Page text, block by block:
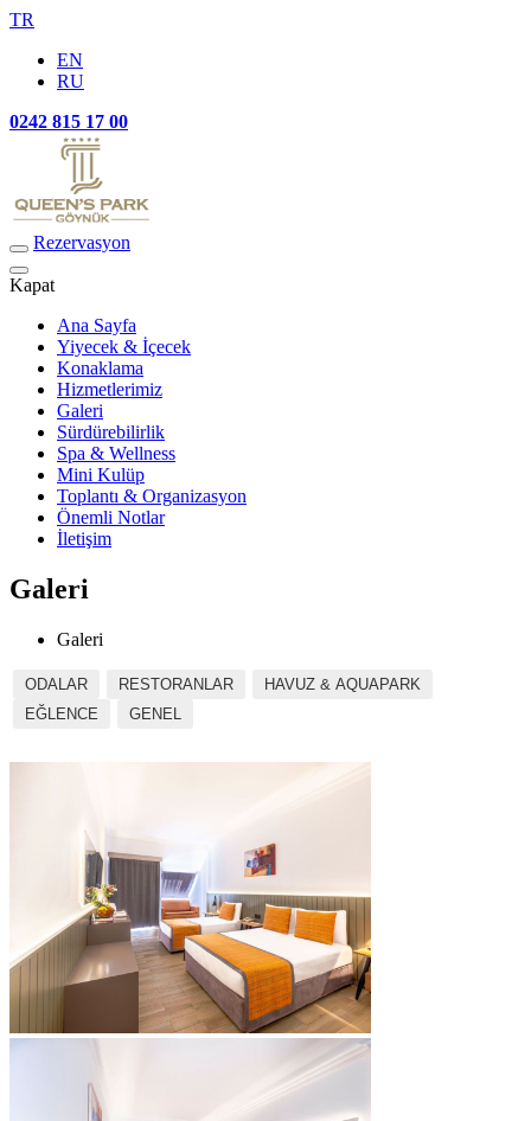
TR
EN
RU
0242 815 17 00
Rezervasyon
Kapat
Ana Sayfa
Yiyecek & İçecek
Konaklama
Hizmetlerimiz
Galeri
Sürdürebilirlik
Spa & Wellness
Mini Kulüp
Toplantı & Organizasyon
Önemli Notlar
İletişim
Galeri
Galeri
ODALAR RESTORANLAR
HAVUZ & AQUAPARK
EĞLENCE
GENEL